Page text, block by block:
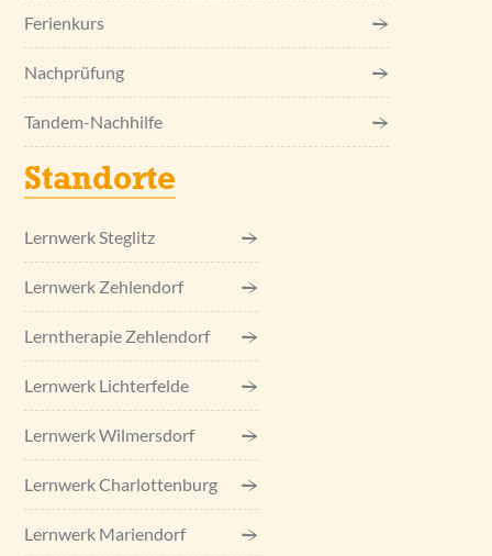
Ferienkurs
Nachprüfung
Tandem-Nachhilfe
Standorte
Lernwerk Steglitz
Lernwerk Zehlendorf
Lerntherapie Zehlendorf
Lernwerk Lichterfelde
Lernwerk Wilmersdorf
Lernwerk Charlottenburg
Lernwerk Mariendorf